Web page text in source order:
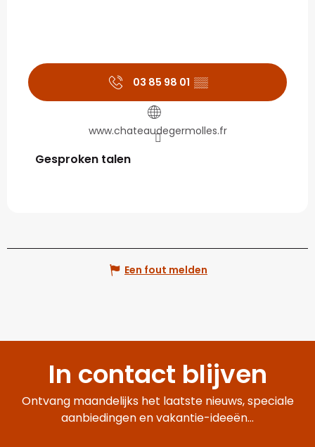
03 85 98 01 ▒▒
www.chateaudegermolles.fr
Gesproken talen
Gesproken talen
Een fout melden
In contact blijven
Ontvang maandelijks het laatste nieuws, speciale
aanbiedingen en vakantie-ideeën...